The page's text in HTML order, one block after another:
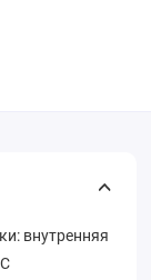
внутренняя